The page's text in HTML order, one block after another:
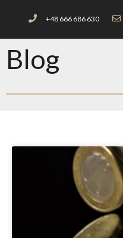
+48 666 686 630
Blog